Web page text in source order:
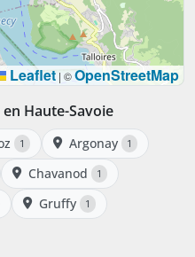
Leaflet | ©OpenStreetMap
Haute-Savoie
1 Argonay 1
Chavanod 1
Gruffy 1